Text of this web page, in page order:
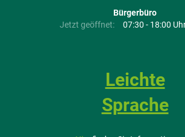
Bürgerbüro
Klicken, um weitere Öffnungs-
Jetzt geöffnet: 07:30 - 18:00
Leichte
Sprache